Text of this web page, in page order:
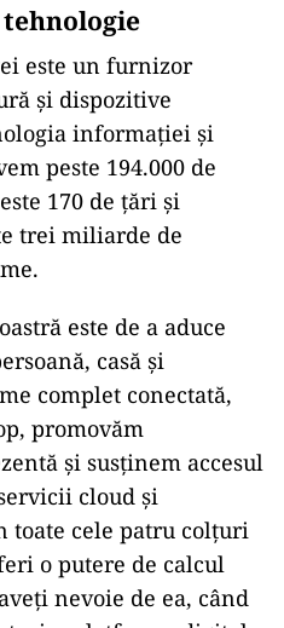
este un furnizor
și dispozitive
informației și
peste 194.000 de
170 de țări și
trei miliarde de
este de a aduce
casă și
complet conectată,
promovăm
și susţinem accesul
cloud și
cele patru colțuri
o putere de calcul
nevoie de ea, când